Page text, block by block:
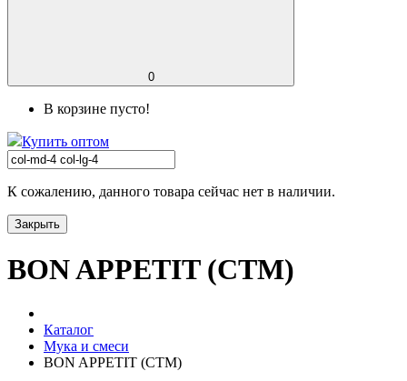
0
В корзине пусто!
Купить оптом
К сожалению, данного товара сейчас нет в наличии.
Закрыть
BON APPETIT (СТМ)
Каталог
Мука и смеси
BON APPETIT (СТМ)